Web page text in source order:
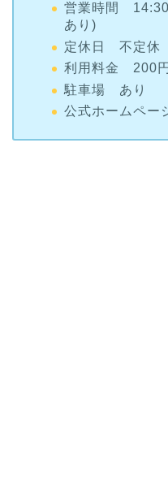
営業時間
あり)
定休日 不定休
利用料金 200
駐車場 あり
公式ホームペ